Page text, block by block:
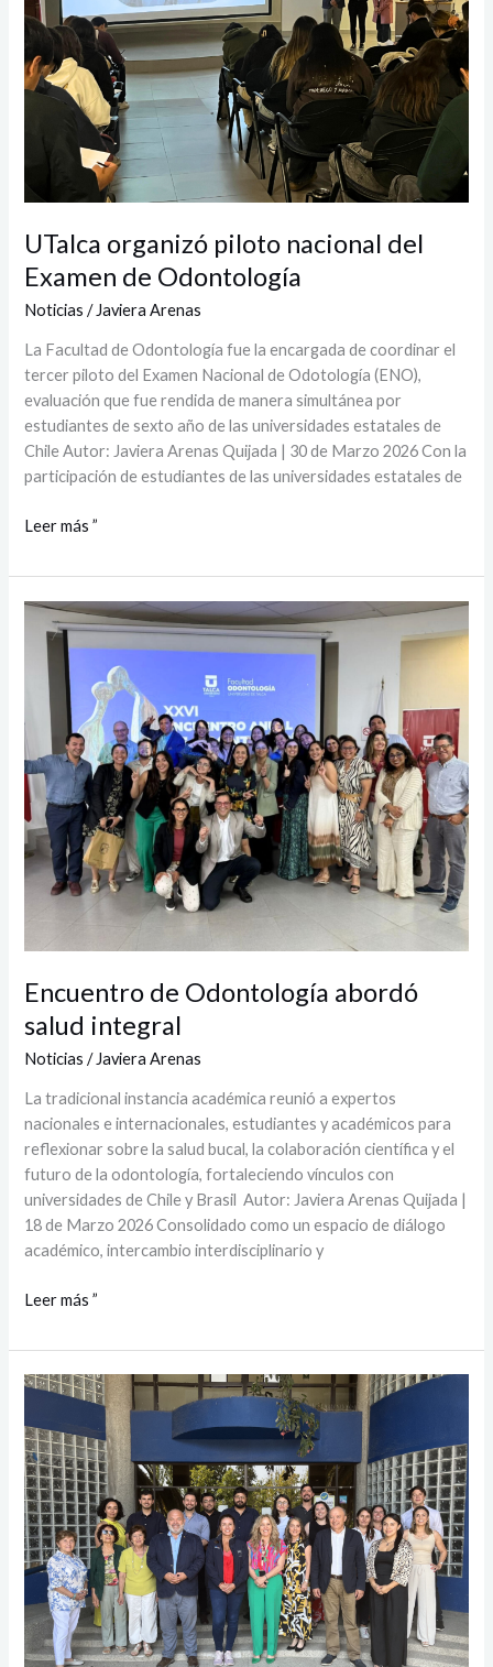
UTalca organizó piloto nacional del
Examen de Odontología
Noticias / Javiera Arenas
La Facultad de Odontología fue la encargada de coordinar el
tercer piloto del Examen Nacional de Odotología (ENO),
evaluación que fue rendida de manera simultánea por
estudiantes de sexto año de las universidades estatales de
Chile Autor: Javiera Arenas Quijada | 30 de Marzo 2026 Con la
participación de estudiantes de las universidades estatales de
de
Odontología
Leer más ”
Encuentro de Odontología abordó
salud integral
Noticias / Javiera Arenas
La tradicional instancia académica reunió a expertos
nacionales e internacionales, estudiantes y académicos para
reflexionar sobre la salud bucal, la colaboración científica y el
futuro de la odontología, fortaleciendo vínculos con
universidades de Chile y Brasil Autor: Javiera Arenas Quijada |
18 de Marzo 2026 Consolidado como un espacio de diálogo
académico, intercambio interdisciplinario y
Encuentro
Odontología
abordó
salud
integral
Leer más ”
UTalca
SENAMA
abordan
Mesa
de
Salud
Bucal
Envejecimiento